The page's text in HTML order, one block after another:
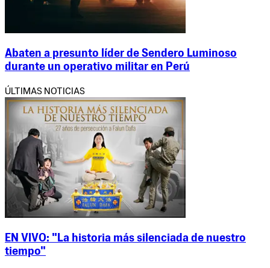
Abaten a presunto líder de Sendero Luminoso
durante un operativo militar en Perú
ÚLTIMAS NOTICIAS
EN VIVO: "La historia más silenciada de nuestro
tiempo"